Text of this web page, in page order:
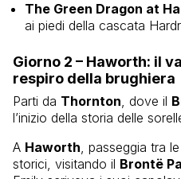
The Green Dragon at
ai piedi della cascata
Giorno 2 – Haworth: il
respiro della brughiera
Parti da Thornton , dove il
l’inizio della storia delle
A Haworth , passeggia tra
storici, visitando il Brontë